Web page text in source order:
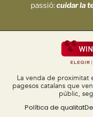
passió:cuidar la
La venda de proximitat
pagesos catalans que
públic,
Política de qualitat